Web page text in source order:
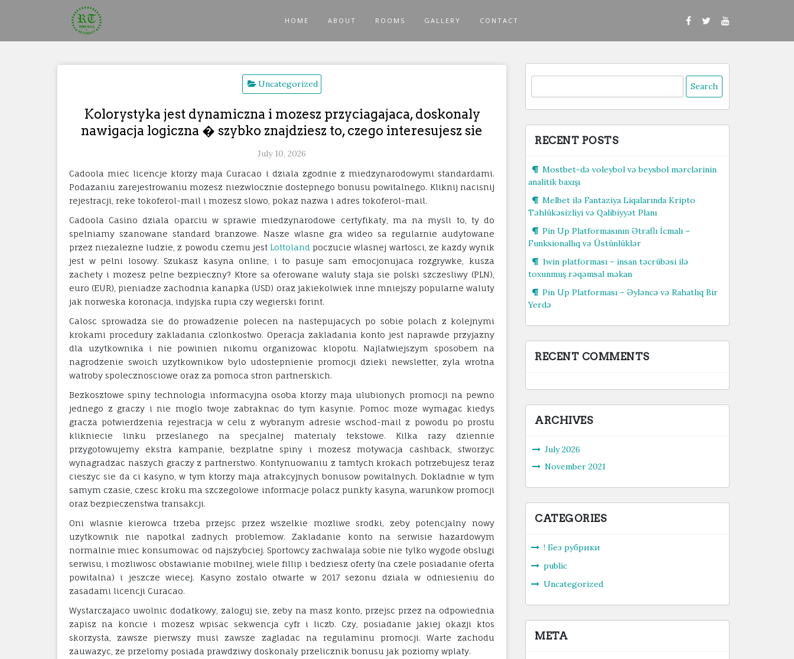
HOME ABOUT ROOMS GALLERY CONTACT
Uncategorized
Kolorystyka jest dynamiczna i mozesz przyciagajaca, doskonaly
nawigacja logiczna � szybko znajdziesz to, czego interesujesz sie
July 10, 2026
Cadoola miec licencje ktorzy maja Curacao i dziala zgodnie z miedzynarodowymi standardami.
Podazaniu zarejestrowaniu mozesz niezwlocznie dostepnego bonusu powitalnego. Kliknij nacisnij
rejestracji, reke tokoferol-mail i mozesz slowo, pokaz nazwa i adres tokoferol-mail.
Cadoola Casino dziala oparciu w sprawie miedzynarodowe certyfikaty, ma na mysli to, ty do
spelniamy szanowane standard branzowe. Nasze wlasne gra wideo sa regularnie audytowane
przez niezalezne ludzie, z powodu czemu jest Lottoland poczucie wlasnej wartosci, ze kazdy wynik
jest w pelni losowy. Szukasz kasyna online, i to pasuje sam emocjonujaca rozgrywke, kusza
zachety i mozesz pelne bezpieczny? Ktore sa oferowane waluty staja sie polski szczesliwy (PLN),
euro (EUR), pieniadze zachodnia kanapka (USD) oraz jakiekolwiek inne mniejszy popularne waluty
jak norweska koronacja, indyjska rupia czy wegierski forint.
Calosc sprowadza sie do prowadzenie polecen na nastepujacych po sobie polach z kolejnymi
krokami procedury zakladania czlonkostwo. Operacja zakladania konto jest naprawde przyjazny
dla uzytkownika i nie powinien nikomu organizowac klopotu. Najlatwiejszym sposobem na
nagrodzenie swoich uzytkownikow bylo udostepnienie promocji dzieki newsletter, zyla wrotna
watroby spolecznosciowe oraz za pomoca stron partnerskich.
Bezkosztowe spiny technologia informacyjna osoba ktorzy maja ulubionych promocji na pewno
jednego z graczy i nie moglo twoje zabraknac do tym kasynie. Pomoc moze wymagac kiedys
gracza potwierdzenia rejestracja w celu z wybranym adresie wschod-mail z powodu po prostu
klikniecie linku przeslanego na specjalnej materialy tekstowe. Kilka razy dziennie
przygotowujemy ekstra kampanie, bezplatne spiny i mozesz motywacja cashback, stworzyc
wynagradzac naszych graczy z partnerstwo. Kontynuowaniu z tamtych krokach potrzebujesz teraz
cieszyc sie da ci kasyno, w tym ktorzy maja atrakcyjnych bonusow powitalnych. Dokladnie w tym
samym czasie, czesc kroku ma szczegolowe informacje polacz punkty kasyna, warunkow promocji
oraz bezpieczenstwa transakcji.
Oni wlasnie kierowca trzeba przejsc przez wszelkie mozliwe srodki, zeby potencjalny nowy
uzytkownik nie napotkal zadnych problemow. Zakladanie konto na serwisie hazardowym
normalnie miec konsumowac od najszybciej. Sportowcy zachwalaja sobie nie tylko wygode obslugi
serwisu, i mozliwosc obstawianie mobilnej, wiele fillip i bedziesz oferty (na czele posiadanie oferta
powitalna) i jeszcze wiecej. Kasyno zostalo otwarte w 2017 sezonu dziala w odniesieniu do
zasadami licencji Curacao.
Wystarczajaco uwolnic dodatkowy, zaloguj sie, zeby na masz konto, przejsc przez na odpowiednia
zapisz na koncie i mozesz wpisac sekwencja cyfr i liczb. Czy, posiadanie jakiej okazji ktos
skorzysta, zawsze pierwszy musi zawsze zagladac na regulaminu promocji. Warte zachodu
zauwazyc, ze przelomy posiada prawdziwy doskonaly przelicznik bonusu jak poziomy wplaty.
RECENT POSTS
Mostbet-də voleybol və beysbol mərclərinin
analitik baxışı
Melbet ilə Fantaziya Liqalarında Kripto
Təhlükəsizliyi və Qalibiyyət Planı
Pin Up Platformasının Ətraflı İcmalı –
Funksionallıq və Üstünlüklər
1win platforması – insan təcrübəsi ilə
toxunmuş rəqəmsal məkan
Pin Up Platforması – Əyləncə və Rahatlıq Bir
Yerdə
RECENT COMMENTS
ARCHIVES
July 2026
November 2021
CATEGORIES
! Без рубрики
public
Uncategorized
META